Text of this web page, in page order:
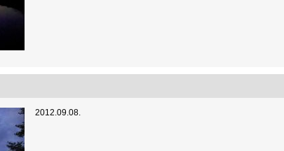
2012.09.08.